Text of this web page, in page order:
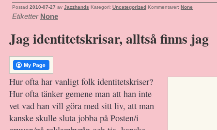
Postad 2010-07-27 av Jazzhands Kategori: Uncategorized Kommentarer: None
Etiketter None
Jag identitetskrisar, alltså finns jag
Hur ofta har vanligt folk identitetskriser?
Hur ofta tänker gemene man att han inte
vet vad han vill göra med sitt liv, att man
kanske skulle sluta jobba på Posten/i